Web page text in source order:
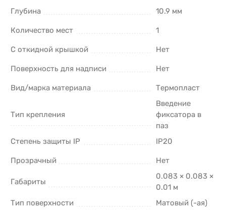
Глубина 10.9 мм
Количество мест 1
С откидной крышкой Нет
Поверхность для надписи Нет
Вид/марка материала Термопласт
Тип крепления
Введение
фиксатора в
паз
Степень защиты IP
IP20
Прозрачный Нет
Габариты
0.083 × 0.083 ×
0.01 м
Тип поверхности
Матовый (-ая)